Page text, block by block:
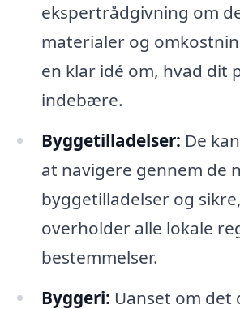
ekspertrådgivning om
materialer og
en klar idé om, hvad dit
indebære.
Byggetilladelser: De
at navigere gennem de
byggetilladelser og
overholder alle lokale
bestemmelser.
Byggeri: Uanset om det